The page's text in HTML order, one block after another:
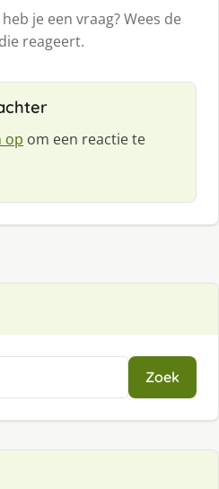
je een vraag? Wees de
reageert.
op om een reactie te
Zoek